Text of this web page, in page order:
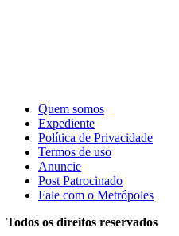
Quem somos
Expediente
Política de Privacidade
Termos de uso
Anuncie
Post Patrocinado
Fale com o Metrópoles
Todos os direitos reservados